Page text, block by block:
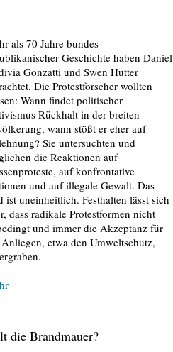
als 70 Jahre bundes-
Geschichte haben Daniel
Gonzatti und Swen Hutter
Die Protestforscher wollten
Wann findet politischer
Rückhalt in der breiten
wann stößt er eher auf
Sie untersuchten und
die Reaktionen auf
auf konfrontative
und auf illegale Gewalt. Das
ist uneinheitlich. Festhalten lässt sich
dass radikale Protestformen nicht
und immer die Akzeptanz für
etwa den Umweltschutz,
die Brandmauer?